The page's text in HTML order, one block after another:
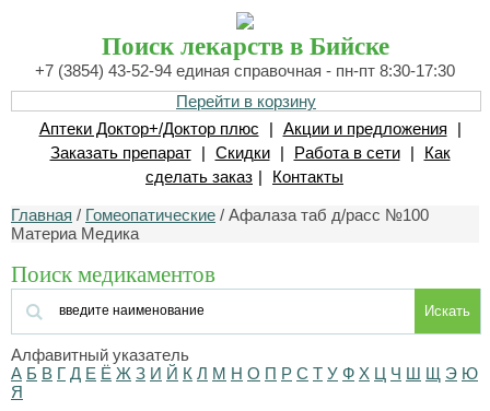
Поиск лекарств в Бийске
+7 (3854) 43-52-94 единая справочная - пн-пт 8:30-17:30
Перейти в корзину
Аптеки Доктор+/Доктор плюс
| Акции и предложения
|
Заказать препарат
| Скидки | Работа в сети |
Как
сделать заказ | Контакты
Главная / Гомеопатические / Афалаза таб д/расс №100
Материа Медика
Поиск медикаментов
Искать
Алфавитный указатель
А Б В Г Д Е Ё Ж З И Й К Л М Н О П Р С Т У Ф Х Ц Ч Ш Щ Э Ю
Я